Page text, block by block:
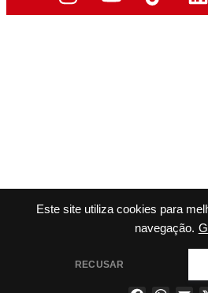
Este site utiliza cookies para
navegação.
RECUSAR